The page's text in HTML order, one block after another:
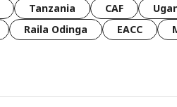
Tanzania CAF
Raila Odinga EACC